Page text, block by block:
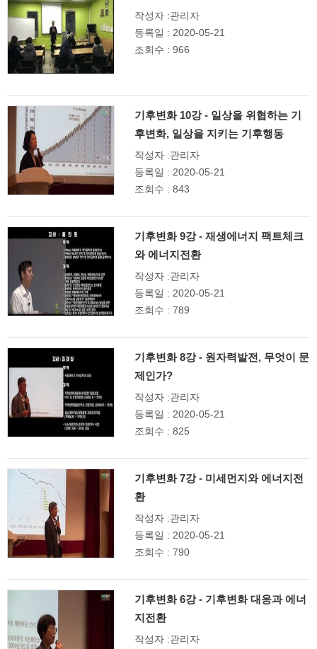
작성자 :관리자
등록일 : 2020-05-21
조회수 : 966
기후변화 10강 - 일상을 위협하는 기
후변화, 일상을 지키는 기후행동
작성자 :관리자
등록일 : 2020-05-21
조회수 : 843
기후변화 9강 - 재생에너지 팩트체크
와 에너지전환
작성자 :관리자
등록일 : 2020-05-21
조회수 : 789
기후변화 8강 - 원자력발전, 무엇이 문
제인가?
작성자 :관리자
등록일 : 2020-05-21
조회수 : 825
기후변화 7강 - 미세먼지와 에너지전
환
작성자 :관리자
등록일 : 2020-05-21
조회수 : 790
기후변화 6강 - 기후변화 대응과 에너
지전환
작성자 :관리자